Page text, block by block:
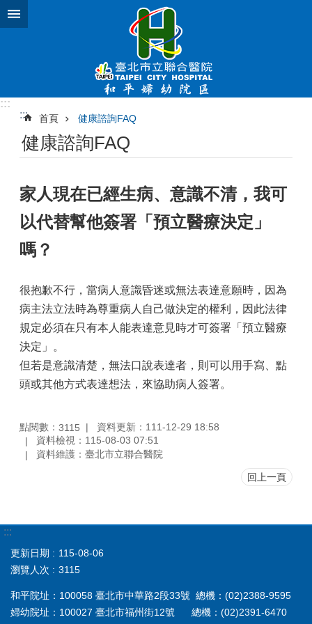
跳到主要內容區塊
:::
:::
首頁 健康諮詢FAQ
健康諮詢FAQ
家人現在已經生病、意識不清，我可
以代替幫他簽署「預立醫療決定」
嗎？
很抱歉不行，當病人意識昏迷或無法表達意願時，因為
病主法立法時為尊重病人自己做決定的權利，因此法律
規定必須在只有本人能表達意見時才可簽署「預立醫療
決定」。
但若是意識清楚，無法口說表達者，則可以用手寫、點
頭或其他方式表達想法，來協助病人簽署。
點閱數： 3115
資料更新：111-12-29 18:58
資料檢視：115-08-03 07:51
資料維護：臺北市立聯合醫院
回上一頁
:::
更新日期
115-08-06
瀏覽人次
3115
和平院址：100058 臺北市中華路2段33號 總機：(02)2388-9595
婦幼院址：100027 臺北市福州街12號 總機：(02)2391-6470